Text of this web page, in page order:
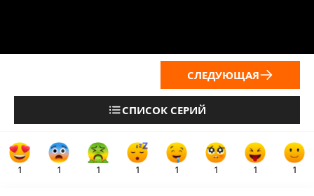
СПИСОК СЕРИЙ
СЛЕДУЮЩАЯ
1 1 1 1 1 1 1 1